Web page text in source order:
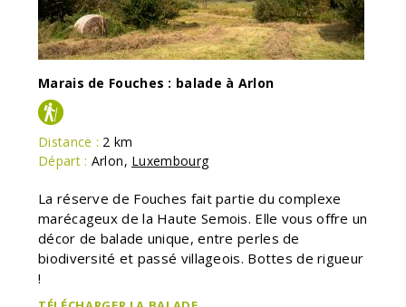
Marais de Fouches : balade à Arlon
Distance : 2 km
Départ : Arlon, Luxembourg
La réserve de Fouches fait partie du complexe
marécageux de la Haute Semois. Elle vous offre un
décor de balade unique, entre perles de
biodiversité et passé villageois. Bottes de rigueur
!